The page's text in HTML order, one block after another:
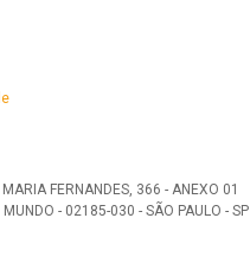
FERNANDES, 366 - ANEXO 01
MUNDO - 02185-030 - SÃO PAULO - SP